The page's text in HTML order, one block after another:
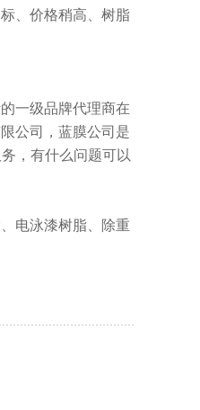
、价格稍高、树脂
一级品牌代理商在
公司，蓝膜公司是
，有什么问题可以
电泳漆树脂、除重